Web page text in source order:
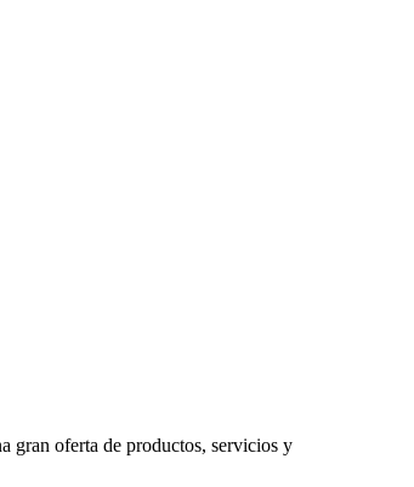
gran oferta de productos, servicios y